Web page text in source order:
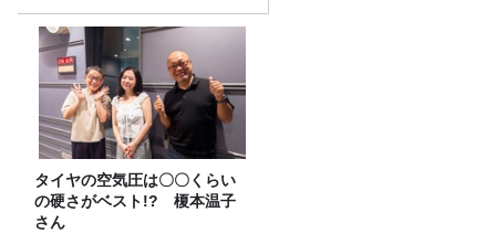
タイヤの空気圧は〇〇くらい
の硬さがベスト!? 榎本温子
さん